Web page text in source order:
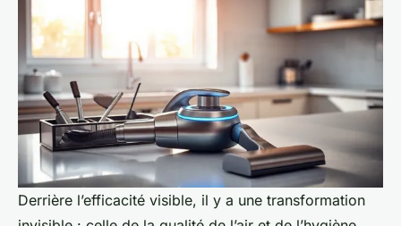
Derrière l’efficacité visible, il y a une transformation